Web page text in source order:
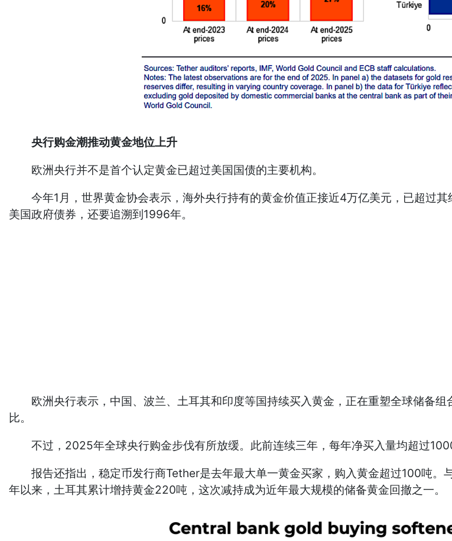
央行购金潮推动黄金地位上升
欧洲央行并不是首个认定黄金已超过美国国债的主要机构。
今年1月，世界黄金协会表示，海外央行持有的黄金价值正接近4万亿美元，已超过
美国政府债券，还要追溯到1996年。
欧洲央行表示，中国、波兰、土耳其和印度等国持续买入黄金，正在重塑全球储备组
比。
不过，2025年全球央行购金步伐有所放缓。此前连续三年，每年净买入量均超过
报告还指出，稳定币发行商Tether是去年最大单一黄金买家，购入黄金超过100吨。
年以来，土耳其累计增持黄金220吨，这次减持成为近年最大规模的储备黄金回撤之一。